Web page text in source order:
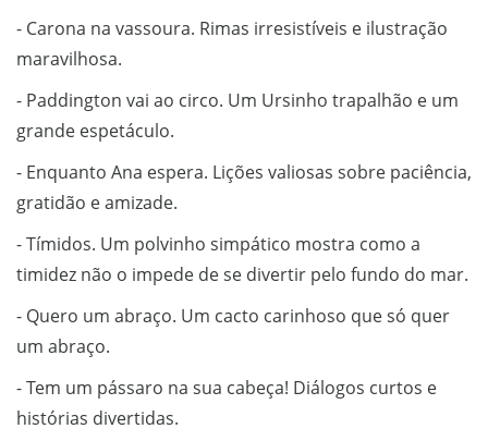
- Carona na vassoura. Rimas irresistíveis e ilustração
maravilhosa.
- Paddington vai ao circo. Um Ursinho trapalhão e um
grande espetáculo.
- Enquanto Ana espera. Lições valiosas sobre paciência,
gratidão e amizade.
- Tímidos. Um polvinho simpático mostra como a
timidez não o impede de se divertir pelo fundo do mar.
- Quero um abraço. Um cacto carinhoso que só quer
um abraço.
- Tem um pássaro na sua cabeça! Diálogos curtos e
histórias divertidas.